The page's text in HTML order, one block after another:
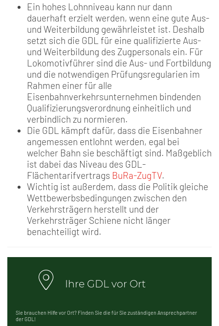
Ein hohes Lohnniveau kann nur dann
dauerhaft erzielt werden, wenn eine gute Aus-
und Weiterbildung gewährleistet ist. Deshalb
setzt sich die GDL für eine qualifizierte Aus-
und Weiterbildung des Zugpersonals ein. Für
Lokomotivführer sind die Aus- und Fortbildung
und die notwendigen Prüfungsregularien im
Rahmen einer für alle
Eisenbahnverkehrsunternehmen bindenden
Qualifizierungsverordnung einheitlich und
verbindlich zu normieren.
Die GDL kämpft dafür, dass die Eisenbahner
angemessen entlohnt werden, egal bei
welcher Bahn sie beschäftigt sind. Maßgeblich
ist dabei das Niveau des GDL-
Flächentarifvertrags BuRa-ZugTV.
Wichtig ist außerdem, dass die Politik gleiche
Wettbewerbsbedingungen zwischen den
Verkehrsträgern herstellt und der
Verkehrsträger Schiene nicht länger
benachteiligt wird.
Ihre GDL vor Ort
Sie brauchen Hilfe vor Ort? Finden Sie die für Sie zuständigen Ansprechpartner
der GDL!